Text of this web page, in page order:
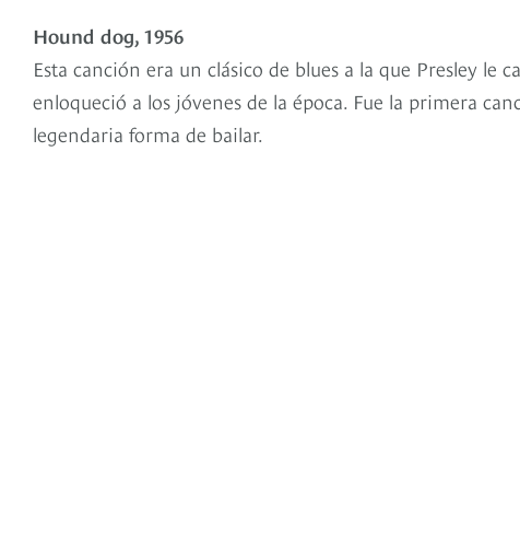
Hound dog, 1956
Esta canción era un clásico de blues a la que Presley
enloqueció a los jóvenes de la época. Fue la primera
legendaria forma de bailar.